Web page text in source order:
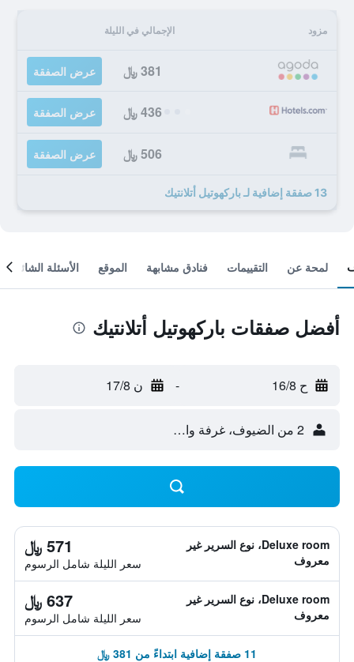
مزود الإجمالي في الليلة
381 ﷼ عرض الصفقة
436 ﷼ عرض الصفقة
506 ﷼ عرض الصفقة
13 صفقة إضافية لـ باركهوتيل أتلانتيك
لمحة عن التقييمات فنادق مشابهة الموقع الأسئلة الشائعة
أفضل صفقات باركهوتيل أتلانتيك
ح 16/8 - ن 17/8
2 من الضيوف، غرفة واحدة
Deluxe room، نوع السرير غير
معروف
571 ﷼
سعر الليلة شامل الرسوم
Deluxe room، نوع السرير غير
معروف
637 ﷼
سعر الليلة شامل الرسوم
11 صفقة إضافية ابتداءً من 381 ﷼